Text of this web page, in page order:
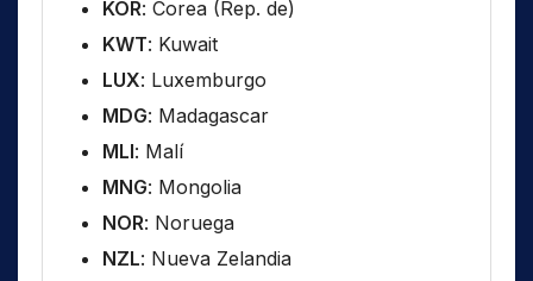
KOR: Corea (Rep. de)
KWT: Kuwait
LUX: Luxemburgo
MDG: Madagascar
MLI: Malí
MNG: Mongolia
NOR: Noruega
NZL: Nueva Zelandia